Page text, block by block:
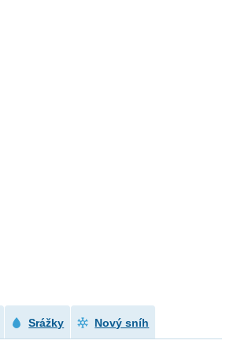
Srážky Nový sníh